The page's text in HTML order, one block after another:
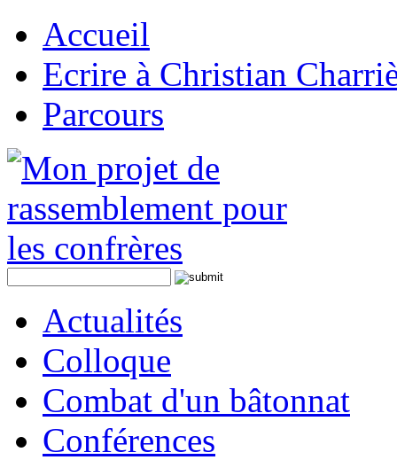
Accueil
Ecrire à Christian
Parcours
Actualités
Colloque
Combat d'un bâtonnat
Conférences